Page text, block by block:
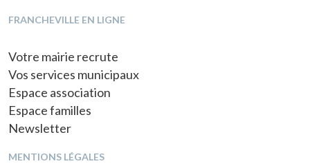
FRANCHEVILLE EN LIGNE
Votre mairie recrute
Vos services municipaux
Espace association
Espace familles
Newsletter
MENTIONS LÉGALES